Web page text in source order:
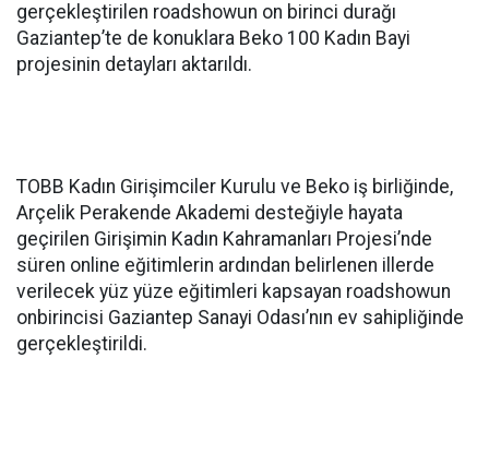
gerçekleştirilen roadshowun on birinci durağı
Gaziantep’te de konuklara Beko 100 Kadın Bayi
projesinin detayları aktarıldı.
TOBB Kadın Girişimciler Kurulu ve Beko iş birliğinde,
Arçelik Perakende Akademi desteğiyle hayata
geçirilen Girişimin Kadın Kahramanları Projesi’nde
süren online eğitimlerin ardından belirlenen illerde
verilecek yüz yüze eğitimleri kapsayan roadshowun
onbirincisi Gaziantep Sanayi Odası’nın ev sahipliğinde
gerçekleştirildi.